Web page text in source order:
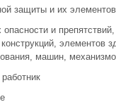
защиты и их
и препятствий,
элементов
машин,